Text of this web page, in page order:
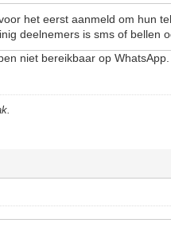
het eerst aanmeld om hun
deelnemers is sms of bellen
niet bereikbaar op